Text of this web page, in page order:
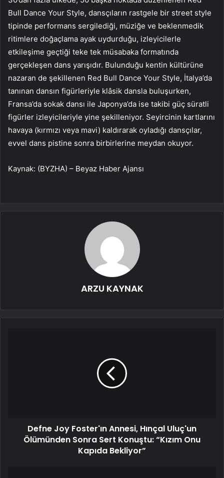
Bull Dance Your Style, dansçıların rastgele bir street style
tipinde performans sergilediği, müziğe ve beklenmedik
ritimlere doğaçlama ayak uydurduğu, izleyicilerle
etkileşime geçtiği teke tek müsabaka formatında
gerçekleşen dans yarışıdır. Bulunduğu kentin kültürüne
nazaran de şekillenen Red Bull Dance Your Style, İtalya’da
tanınan dansın figürleriyle klâsik dansla buluşurken,
Fransa’da sokak dansı ile Japonya’da ise takibi güç süratli
figürler izleyicileriyle yine şekilleniyor. Seyircinin kartlarını
havaya (kırmızı veya mavi) kaldırarak oyladığı dansçılar,
evvel dans pistine sonra birbirlerine meydan okuyor.
Kaynak: (BYZHA) – Beyaz Haber Ajansı
ARZU KAYNAK
Defne Joy Foster'ın Annesi, Hınçal Uluç'un
Ölümünden Sonra Sert Konuştu: “Kızım Onu
Kapıda Bekliyor”